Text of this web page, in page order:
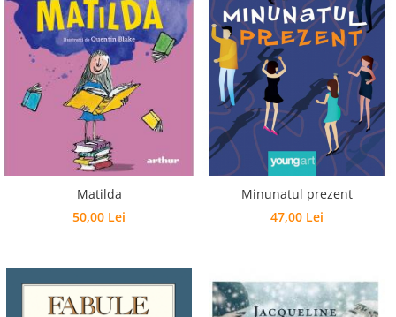
Editura Lizuka Educativ
Editura Nemira
Editura Nomina
Editura Pandora M
Editura Portocala Albastră
Editura Scriptum
Editura Sophia
Editura Usborne
Editura Vellant
Matilda
50,00 Lei
Minunatul prezent
47,00 Lei